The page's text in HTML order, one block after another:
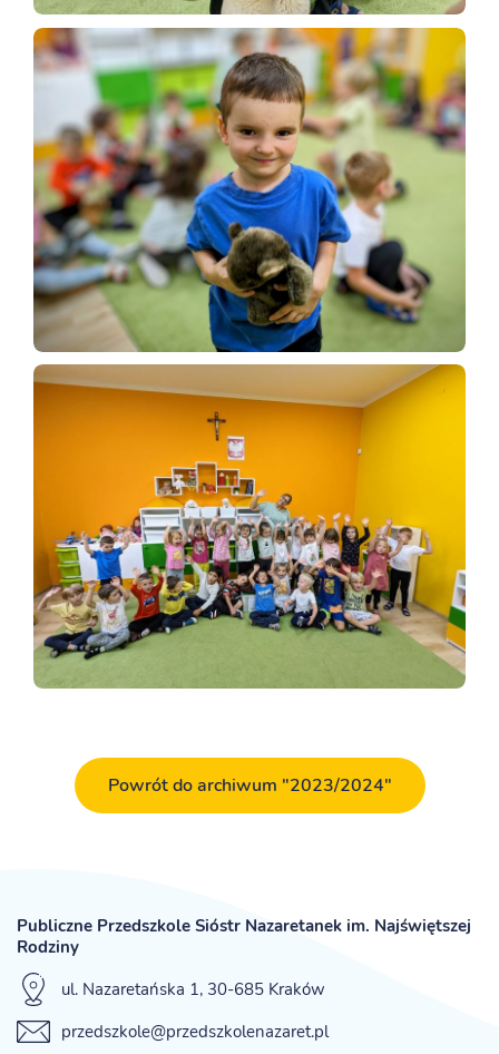
Powrót do archiwum "2023/2024"
Publiczne Przedszkole Sióstr Nazaretanek im. Najświętszej
Rodziny
ul. Nazaretańska 1, 30-685 Kraków
przedszkole@przedszkolenazaret.pl